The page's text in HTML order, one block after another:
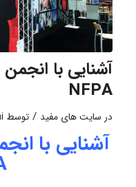
آشنایی با
NFPA
در سایت های مفید / توسط
آشنایی با